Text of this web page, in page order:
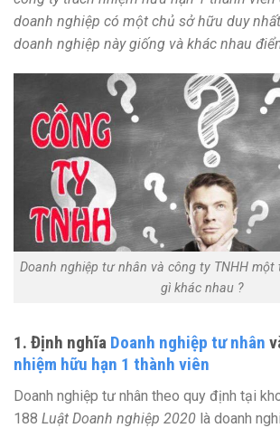
doanh nghiệp có một chủ sở hữu duy
doanh nghiệp này giống và khác nhau
Doanh nghiệp tư nhân và công ty TNHH một
gì khác nhau ?
1. Định nghĩa Doanh nghiệp tư nhân
nhiệm hữu hạn 1 thành viên
Doanh nghiệp tư nhân theo quy định tại
188 Luật Doanh nghiệp 2020 là doanh